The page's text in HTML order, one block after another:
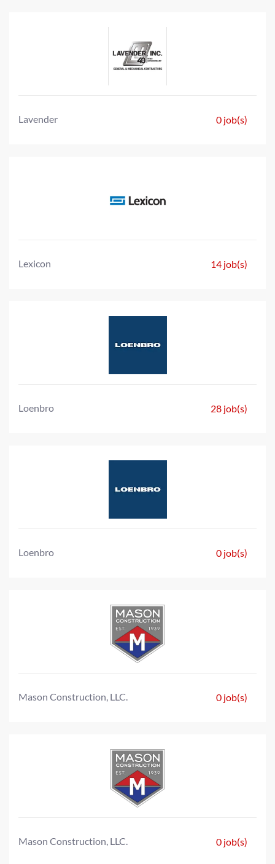
Lavender 0 job(s)
Lexicon 14 job(s)
Loenbro 28 job(s)
Loenbro 0 job(s)
Mason Construction, LLC. 0 job(s)
Mason Construction, LLC. 0 job(s)